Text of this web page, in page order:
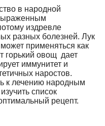
в народной
издревле
разных болезней. Лук
применяться как
горький овощ дает
иммунитет и
наростов.
к лечению народным
список
рецепт.